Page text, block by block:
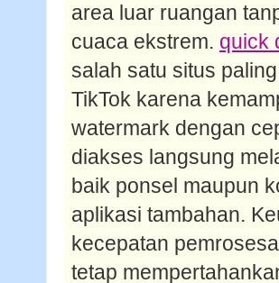
area luar ruangan
cuaca ekstrem. quick
salah satu situs
TikTok karena
watermark dengan
diakses langsung
baik ponsel maupun
aplikasi tambahan.
kecepatan
tetap